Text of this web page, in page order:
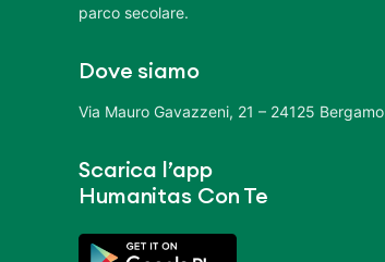
parco secolare.
Dove siamo
Via Mauro Gavazzeni, 21 – 24125 Bergamo
Scarica l’app
Humanitas Con Te